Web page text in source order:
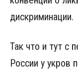
дискриминации.
Так что и тут с
России у укров